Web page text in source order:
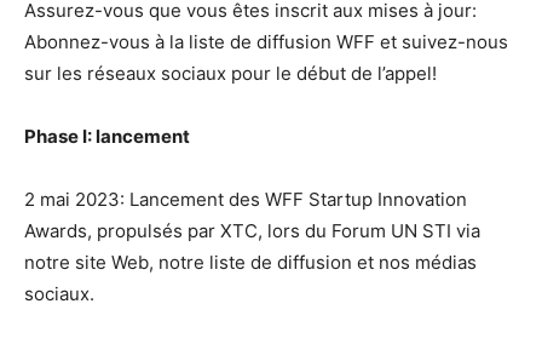
Assurez-vous que vous êtes inscrit aux mises à jour:
Abonnez-vous à la liste de diffusion WFF et suivez-nous
sur les réseaux sociaux pour le début de l’appel!
Phase I: lancement
2 mai 2023: Lancement des WFF Startup Innovation
Awards, propulsés par XTC, lors du Forum UN STI via
notre site Web, notre liste de diffusion et nos médias
sociaux.